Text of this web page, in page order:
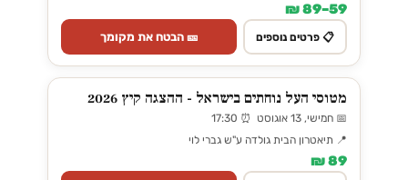
59–89 ₪
📋 פרטים נוספים 🎫 הבטח את מקומך
מטוסי העל נוחתים בישראל - ההצגה קיץ 2026
📅 חמישי, 13 אוגוסט ⏰ 17:30
📍 תיאטרון הבית גולדה ע"ש גברי לוי
89 ₪